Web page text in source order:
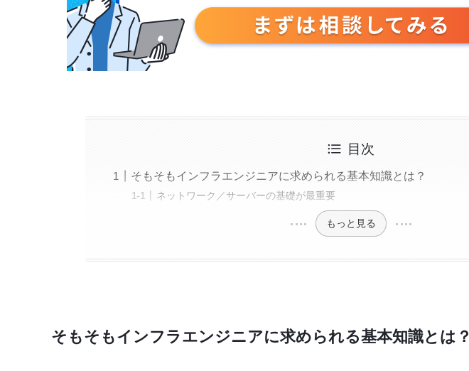
目次
そもそもインフラエンジニアに求められる基本知識とは？
ネットワーク／サーバーの基礎が最重要
もっと見る
そもそもインフラエンジニアに求められる基本知識とは？